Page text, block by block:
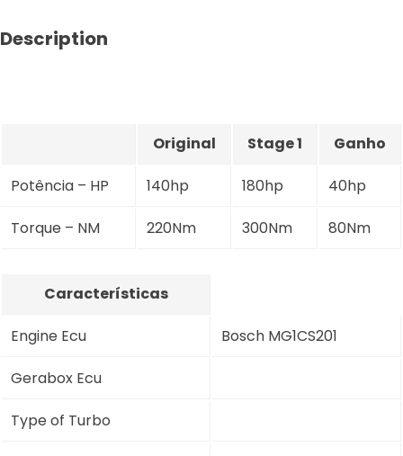
Description
Original Stage 1 Ganho
Potência – HP 140hp 180hp 40hp
Torque – NM 220Nm 300Nm 80Nm
Características
Engine Ecu Bosch MG1CS201
Gerabox Ecu
Type of Turbo